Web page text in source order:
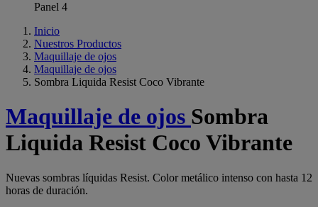
Panel 4
Inicio
Nuestros Productos
Maquillaje de ojos
Maquillaje de ojos
Sombra Liquida Resist Coco Vibrante
Maquillaje de ojos Sombra
Liquida Resist Coco Vibrante
Nuevas sombras líquidas Resist. Color metálico intenso con hasta 12
horas de duración.